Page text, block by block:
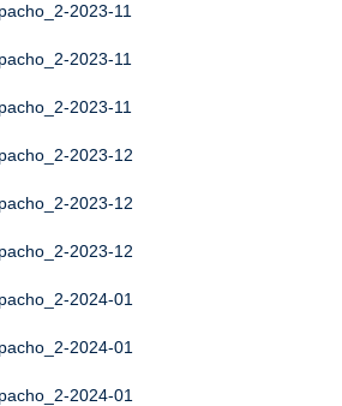
2023-11
2023-11
2023-11
2023-12
2023-12
2023-12
2024-01
2024-01
2024-01